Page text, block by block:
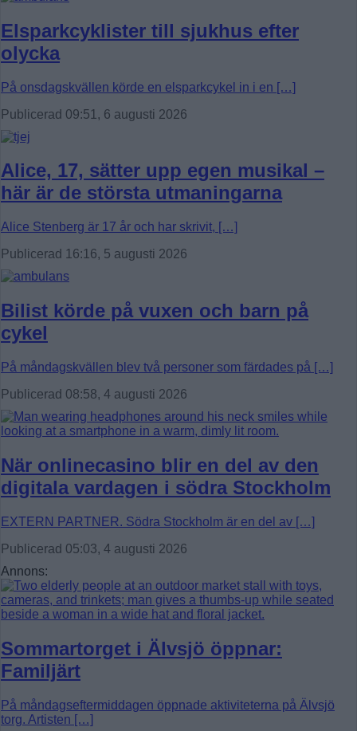
Elsparkcyklister till sjukhus efter
olycka
På onsdagskvällen körde en elsparkcykel in i en […]
Publicerad 09:51, 6 augusti 2026
Alice, 17, sätter upp egen musikal –
här är de största utmaningarna
Alice Stenberg är 17 år och har skrivit, […]
Publicerad 16:16, 5 augusti 2026
Bilist körde på vuxen och barn på
cykel
På måndagskvällen blev två personer som färdades på […]
Publicerad 08:58, 4 augusti 2026
När onlinecasino blir en del av den
digitala vardagen i södra Stockholm
EXTERN PARTNER. Södra Stockholm är en del av […]
Publicerad 05:03, 4 augusti 2026
Annons:
Sommartorget i Älvsjö öppnar:
Familjärt
På måndagseftermiddagen öppnade aktiviteterna på Älvsjö
torg. Artisten […]